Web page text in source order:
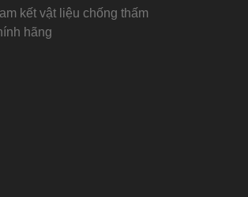
kết vật liệu chống thấm
hãng